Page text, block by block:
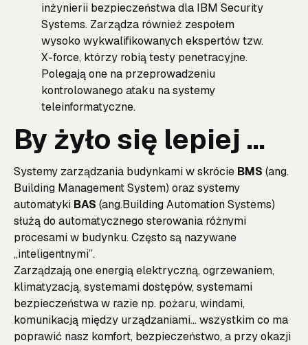
inżynierii bezpieczeństwa dla IBM Security
Systems. Zarządza również zespołem
wysoko wykwalifikowanych ekspertów tzw.
X-force, którzy robią testy penetracyjne.
Polegają one na przeprowadzeniu
kontrolowanego ataku na systemy
teleinformatyczne.
By żyło się lepiej …
Systemy zarządzania budynkami w skrócie BMS (ang.
Building Management System) oraz systemy
automatyki BAS (ang.Building Automation Systems)
służą do automatycznego sterowania różnymi
procesami w budynku. Często są nazywane
„inteligentnymi”.
Zarządzają one energią elektryczną, ogrzewaniem,
klimatyzacją, systemami dostępów, systemami
bezpieczeństwa w razie np. pożaru, windami,
komunikacją między urządzaniami… wszystkim co ma
poprawić nasz komfort, bezpieczeństwo, a przy okazji